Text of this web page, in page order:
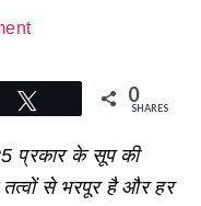
0
SHARES
प्रकार के सूप की
तत्वों से भरपूर है और हर